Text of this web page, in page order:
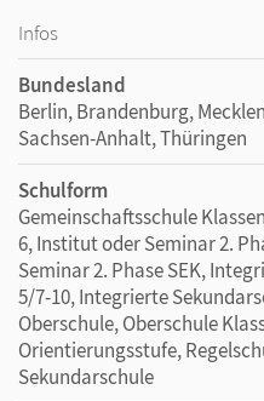
Infos
Bundesland
Berlin, Brandenburg,
Sachsen-Anhalt, Thüringen
Schulform
Gemeinschaftsschule
6, Institut oder Seminar 2.
Seminar 2. Phase SEK,
5/7-10, Integrierte
Oberschule, Oberschule
Orientierungsstufe,
Sekundarschule